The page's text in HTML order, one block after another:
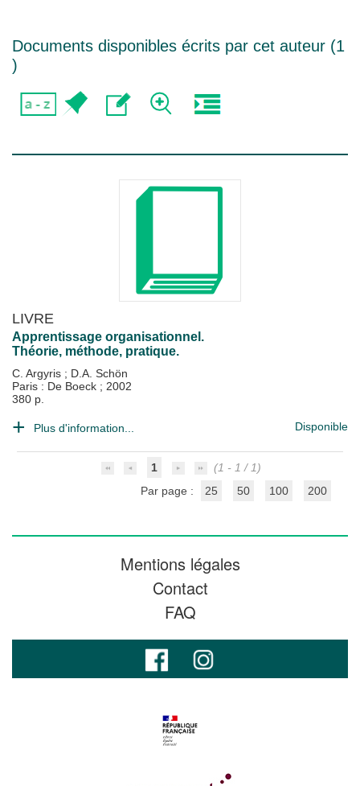
Documents disponibles écrits par cet auteur (1
)
LIVRE
Apprentissage organisationnel.
Théorie, méthode, pratique.
C. Argyris ; D.A. Schön
Paris : De Boeck ; 2002
380 p.
Plus d'information... Disponible
1
(1 - 1 / 1)
Par page :
25 50 100 200
Mentions légales
Contact
FAQ